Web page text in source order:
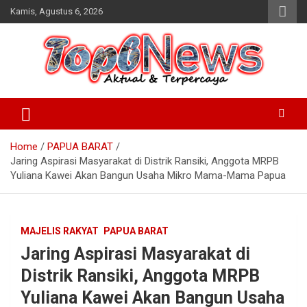
Skip
to
Kamis, Agustus 6, 2026
Home
PAPUA BARAT
Jaring Aspirasi Masyarakat di Distrik Ransiki, Anggota MRPB
Yuliana Kawei Akan Bangun Usaha Mikro Mama-Mama Papua
MAJELIS RAKYAT PAPUA BARAT
Jaring Aspirasi Masyarakat di
Distrik Ransiki, Anggota MRPB
Yuliana Kawei Akan Bangun Usaha